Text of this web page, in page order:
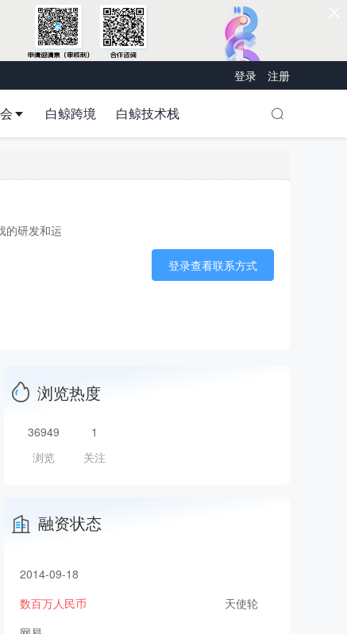
登录 注册
白鲸跨境 白鲸技术栈
的研发和运
登录查看联系方式
浏览热度
36949
浏览
1
关注
融资状态
2014-09-18
天使轮
数百万人民币